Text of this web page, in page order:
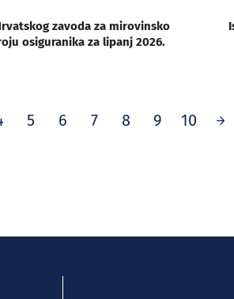
zavoda za mirovinsko
osiguranika za lipanj 2026.
5 6 7 8 9 10